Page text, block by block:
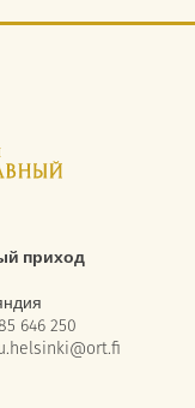
приход
646 250